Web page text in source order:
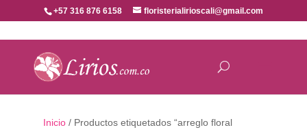
+57 316 876 6158 floristerialirioscali@gmail.com
Inicio/ Productos etiquetados “arreglo floral